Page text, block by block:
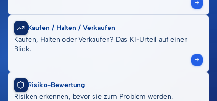
Kaufen / Halten / Verkaufen
Kaufen, Halten oder Verkaufen? Das KI-Urteil auf einen
Blick.
Risiko-Bewertung
Risiken erkennen, bevor sie zum Problem werden.